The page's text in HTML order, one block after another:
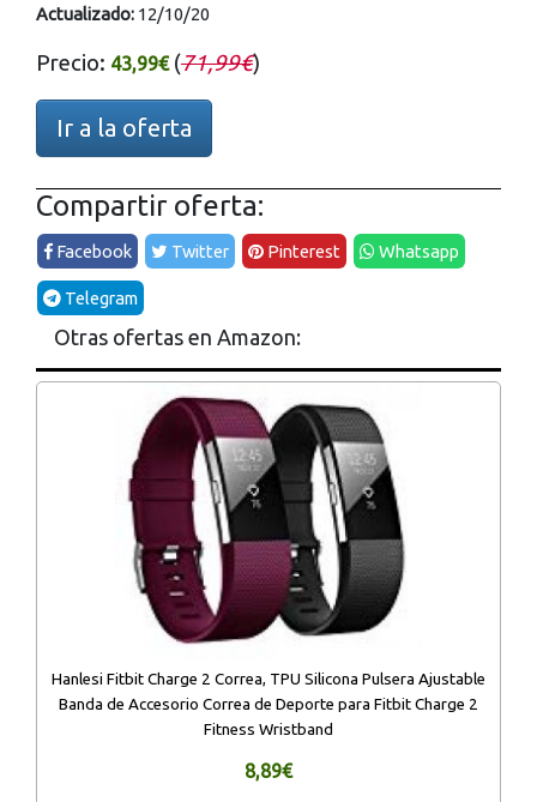
Actualizado: 12/10/20
Precio: 43,99€(71,99€)
Ir a la oferta
Compartir oferta:
Facebook Twitter Pinterest Whatsapp
Telegram
Otras ofertas en Amazon:
Hanlesi Fitbit Charge 2 Correa, TPU Silicona Pulsera Ajustable
Banda de Accesorio Correa de Deporte para Fitbit Charge 2
Fitness Wristband
8,89€